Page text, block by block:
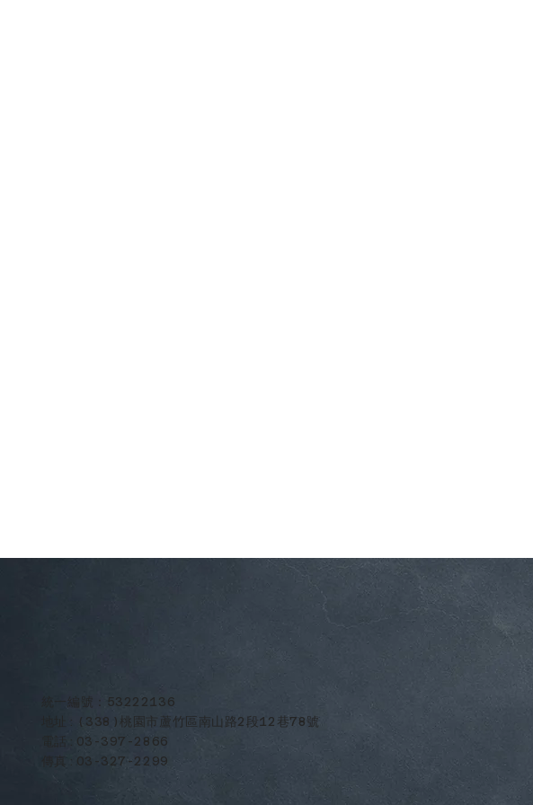
​統一編號：53222136
地址:(338)桃園市蘆竹區南山路2段12巷78號
電話:03-397-2866
傳真:03-327-2299